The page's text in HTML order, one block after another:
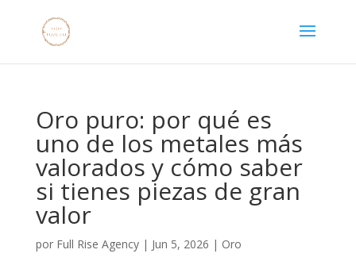
Oro puro: por qué es
uno de los metales más
valorados y cómo saber
si tienes piezas de gran
valor
por Full Rise Agency| Jun 5, 2026 | Oro